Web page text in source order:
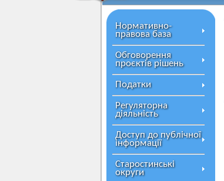
Нормативно-
правова база
Обговорення
проєктів рішень
Податки
Регуляторна
діяльність
Доступ до публічної
інформації
Старостинські
округи